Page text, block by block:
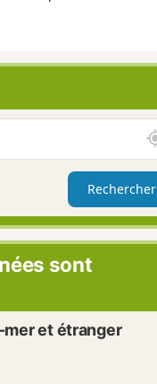
Rechercher
sont
mer et étranger